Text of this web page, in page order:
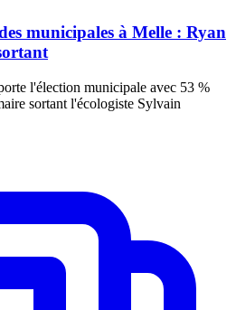
municipales à Melle : Ryan
l'élection municipale avec 53 %
sortant l'écologiste Sylvain